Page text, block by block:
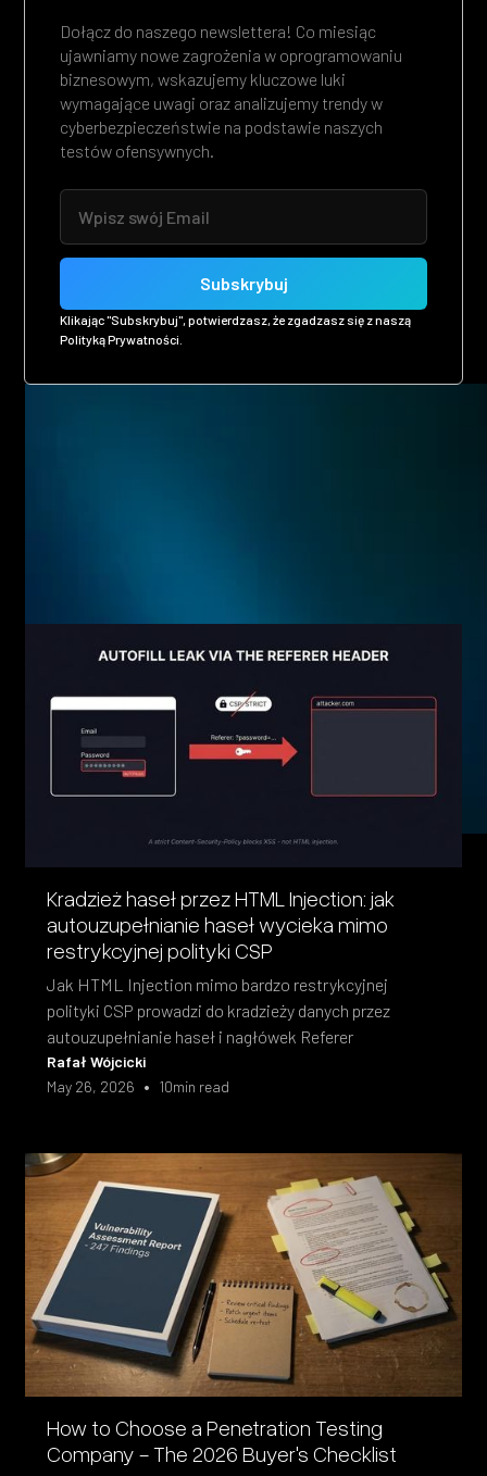
Dołącz do naszego newslettera! Co miesiąc
ujawniamy nowe zagrożenia w oprogramowaniu
biznesowym, wskazujemy kluczowe luki
wymagające uwagi oraz analizujemy trendy w
cyberbezpieczeństwie na podstawie naszych
testów ofensywnych.
Klikając "Subskrybuj", potwierdzasz, że zgadzasz się z naszą
Polityką Prywatności.
Kradzież haseł przez HTML Injection: jak
autouzupełnianie haseł wycieka mimo
restrykcyjnej polityki CSP
Jak HTML Injection mimo bardzo restrykcyjnej
polityki CSP prowadzi do kradzieży danych przez
autouzupełnianie haseł i nagłówek Referer
Rafał Wójcicki
May 26, 2026 • 10min read
How to Choose a Penetration Testing
Company - The 2026 Buyer's Checklist